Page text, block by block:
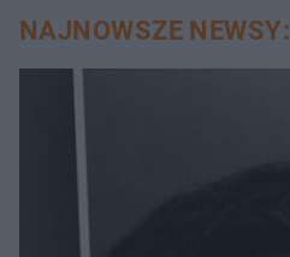
NAJNOWSZE NEWSY: